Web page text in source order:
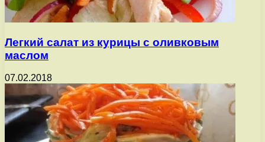
Легкий салат из курицы с оливковым
маслом
07.02.2018